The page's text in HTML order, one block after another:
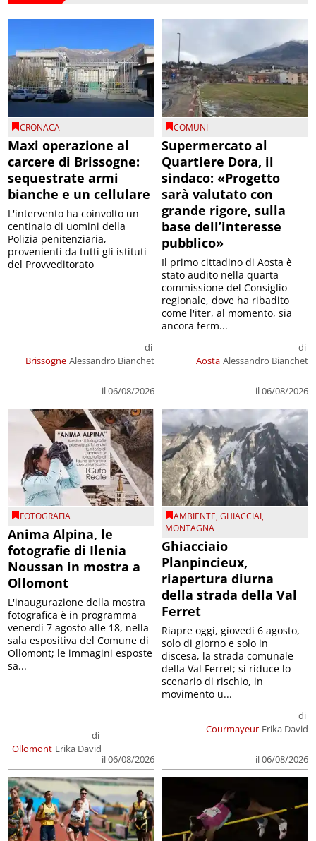
CRONACA
Maxi operazione al
carcere di Brissogne:
sequestrate armi
bianche e un cellulare
Brissogne
di
Alessandro Bianchet
il 06/08/2026
L'intervento ha coinvolto un
centinaio di uomini della
Polizia penitenziaria,
provenienti da tutti gli istituti
del Provveditorato
COMUNI
Supermercato al
Quartiere Dora, il
sindaco: «Progetto
sarà valutato con
grande rigore, sulla
base dell’interesse
pubblico»
Aosta
di
Alessandro Bianchet
il 06/08/2026
Il primo cittadino di Aosta è
stato audito nella quarta
commissione del Consiglio
regionale, dove ha ribadito
come l'iter, al momento, sia
ancora ferm...
FOTOGRAFIA
Anima Alpina, le
fotografie di Ilenia
Noussan in mostra a
Ollomont
Ollomont
di
Erika David
il 06/08/2026
L'inaugurazione della mostra
fotografica è in programma
venerdì 7 agosto alle 18, nella
sala espositiva del Comune di
Ollomont; le immagini esposte
sa...
AMBIENTE,GHIACCIAI,
MONTAGNA
Ghiacciaio
Planpincieux,
riapertura diurna
della strada della Val
Ferret
Courmayeur
di
Erika David
il 06/08/2026
Riapre oggi, giovedì 6 agosto,
solo di giorno e solo in
discesa, la strada comunale
della Val Ferret; si riduce lo
scenario di rischio, in
movimento u...